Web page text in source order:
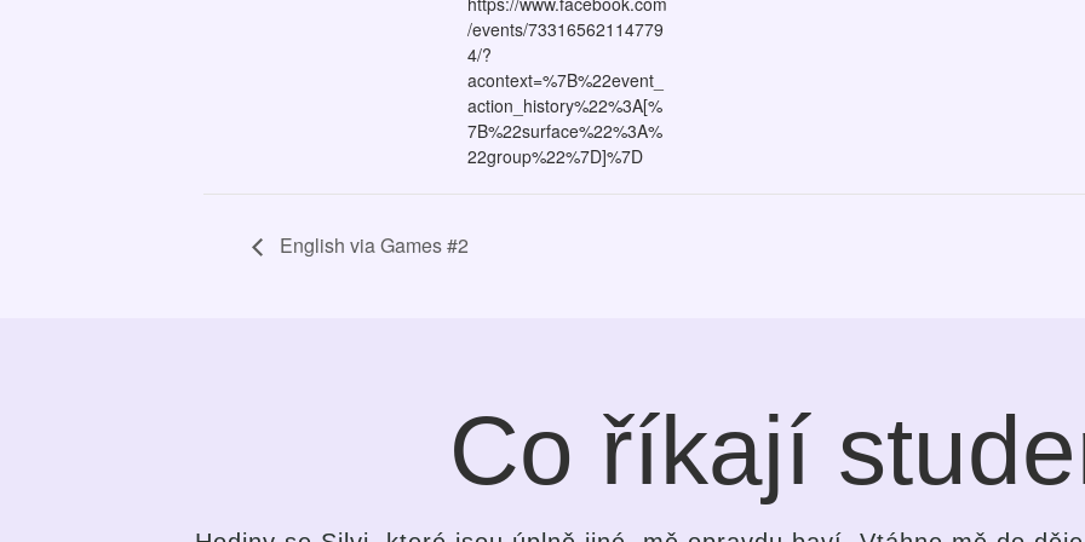
/events/73316562114779
4/?
acontext=%7B%22event_
action_history%22%3A[%
7B%22surface%22%3A%
22group%22%7D]%7D
English via Games #2
Co říkají